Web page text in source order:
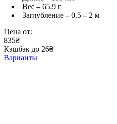
Вес – 65.9 г
Заглубление – 0.5 – 2 м
Цена от:
835₴
Кэшбэк до 26₴
Варианты